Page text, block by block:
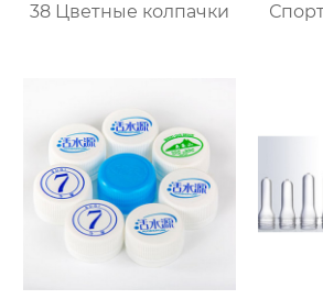
38 Цветные колпачки